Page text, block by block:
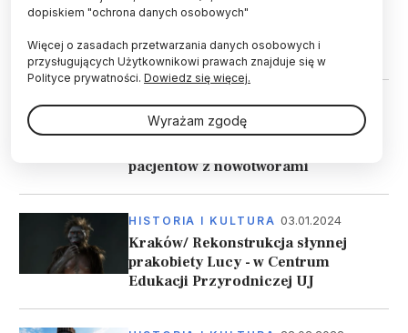
HISTORIA I KULTURA
ZDROWIE 21.01.2024
Gdańsk/ Specjaliści z UCK wykonali
pacjentów z nowotworami
HISTORIA I KULTURA 03.01.2024
Kraków/ Rekonstrukcja słynnej
prakobiety Lucy - w Centrum
Edukacji Przyrodniczej UJ
dopiskiem "ochrona danych osobowych"
Więcej o zasadach przetwarzania danych osobowych i
przysługujących Użytkownikowi prawach znajduje się w
Polityce prywatności. Dowiedz się więcej.
Wyrażam zgodę